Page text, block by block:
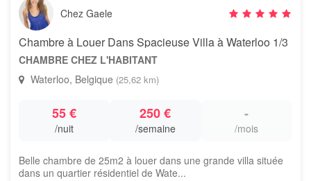
Chez Gaele
Chambre à Louer Dans Spacieuse Villa à Waterloo 1/3
CHAMBRE CHEZ L'HABITANT
Waterloo, Belgique (25,62 km)
55 €
/nuit
250 €
/semaine
-
/mois
Belle chambre de 25m2 à louer dans une grande villa située
dans un quartier résidentiel de Wate...